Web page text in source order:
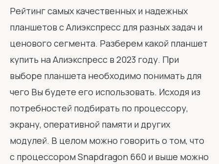
Рейтинг самых качественных и надежных
планшетов с Алиэкспресс для разных задач и
ценового сегмента. Разберем какой планшет
купить на Алиэкспресс в 2023 году. При
выборе планшета необходимо понимать для
чего Вы будете его использовать. Исходя из
потребностей подбирать по процессору,
экрану, оперативной памяти и других
модулей. В целом можно говорить о том, что
с процессором Snapdragon 660 и выше можно